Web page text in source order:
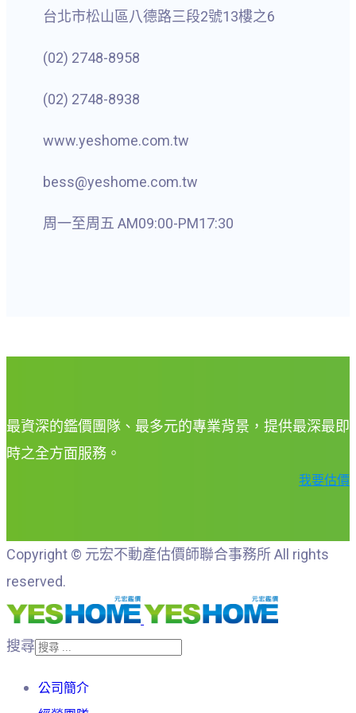
台北市松山區八德路三段2號13樓之6
(02) 2748-8958
(02) 2748-8938
www.yeshome.com.tw
bess@yeshome.com.tw
周一至周五 AM09:00-PM17:30
最資深的鑑價團隊、最多元的專業背景，提供最深最即
時之全方面服務。
我要估價
Copyright © 元宏不動產估價師聯合事務所 All rights
reserved.
搜尋
公司簡介